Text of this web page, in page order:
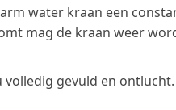
water kraan een
mag de kraan weer
volledig gevuld en ontlucht.